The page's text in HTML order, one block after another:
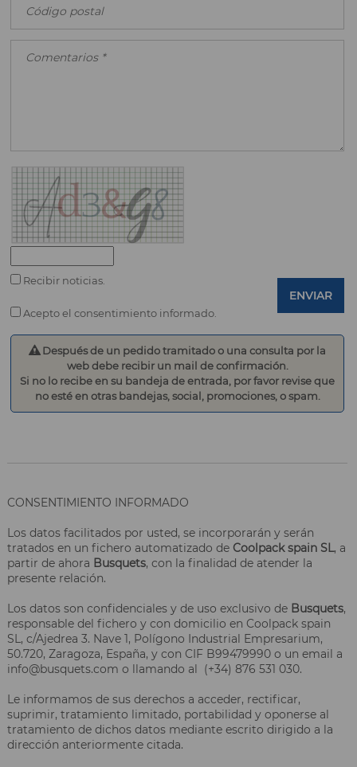
Recibir noticias.
Acepto el consentimiento informado.
ENVIAR
Después de un pedido tramitado o una consulta por la
web debe recibir un mail de confirmación.
Si no lo recibe en su bandeja de entrada, por favor revise que
no esté en otras bandejas, social, promociones, o spam.
CONSENTIMIENTO INFORMADO
Los datos facilitados por usted, se incorporarán y serán
tratados en un fichero automatizado de Coolpack spain SL, a
partir de ahora Busquets, con la finalidad de atender la
presente relación.
Los datos son confidenciales y de uso exclusivo de Busquets,
responsable del fichero y con domicilio en Coolpack spain
SL, c/Ajedrea 3. Nave 1, Polígono Industrial Empresarium,
50.720, Zaragoza, España, y con CIF B99479990 o un email a
info@busquets.com o llamando al (+34) 876 531 030.
Le informamos de sus derechos a acceder, rectificar,
suprimir, tratamiento limitado, portabilidad y oponerse al
tratamiento de dichos datos mediante escrito dirigido a la
dirección anteriormente citada.